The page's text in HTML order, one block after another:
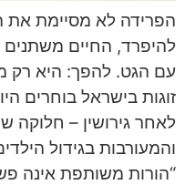
הפרידה לא מסיימת את
להיפרד, החיים
עם הגט. להפך: היא רק
זוגות בישראל בוחרים
לאחר גירושין – חלוקה
והמעורבות בגידול
“הורות משותפת אינה